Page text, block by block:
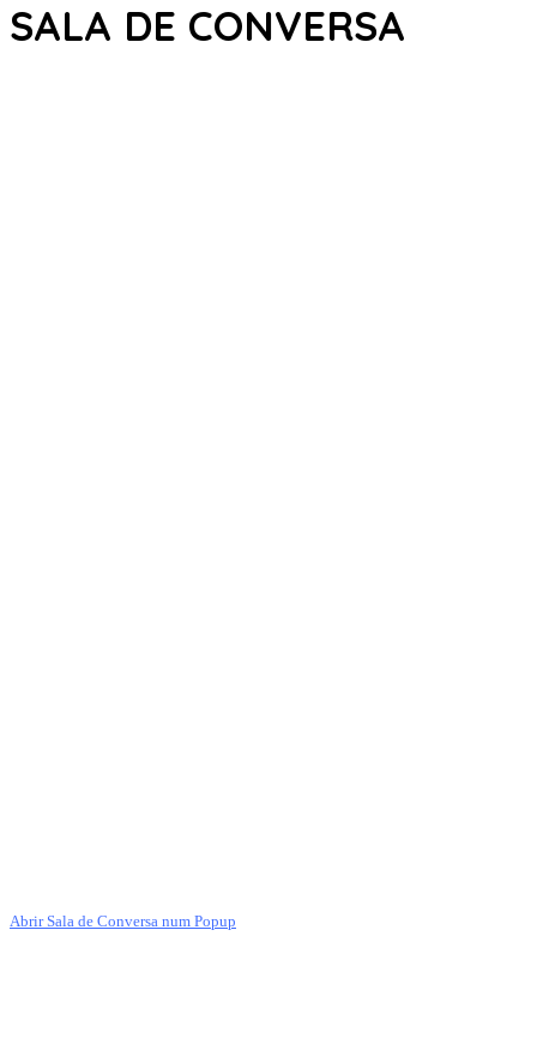
SALA DE CONVERSA
Abrir Sala de Conversa num Popup